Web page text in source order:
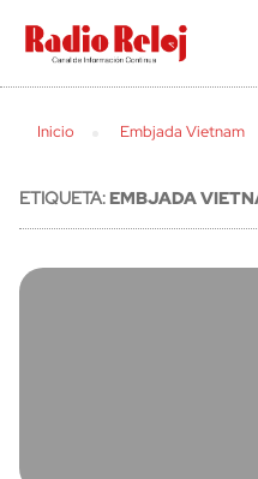
cerrar
Inicio Embjada Vietnam
ETIQUETA:EMBJADA